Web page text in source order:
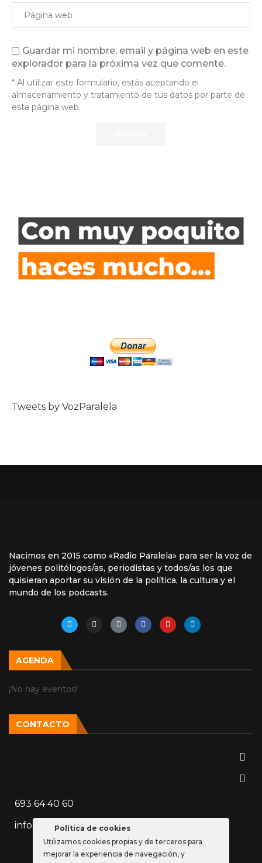
Guardar mi nombre, email y página web en este
explorador para la próxima vez que comente.
* Al utilizar este formulario, estás aceptando el
almacenamiento y tratamiento de tus datos por parte de
esta página web.
Tweets by VozParalela
Nacimos en 2015 como «Radio Paralela» para ser la voz de
jóvenes politólogos/as, periodistas y todos/as los que
quisieran aportar su visión de la política, la cultura y el
mundo de los podcasts.
AGENDA
¡No hay eventos!
CONTACTO
693 64 40 60
info@vozparalela.es
Política de cookies
Utilizamos cookies propias y de terceros para
mejorar la experiencia de navegación, y